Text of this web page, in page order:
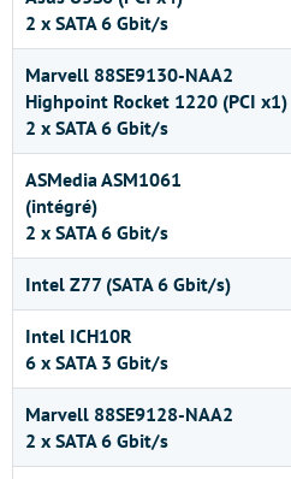
2 x SATA 6 Gbit/s
Marvell 88SE9130-NAA2
Highpoint Rocket 1220 (PCI x1)
2 x SATA 6 Gbit/s
ASMedia ASM1061
(intégré)
2 x SATA 6 Gbit/s
Intel Z77 (SATA 6 Gbit/s)
Intel ICH10R
6 x SATA 3 Gbit/s
Marvell 88SE9128-NAA2
2 x SATA 6 Gbit/s